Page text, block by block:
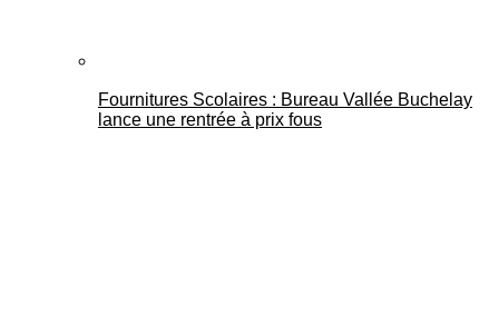
Fournitures Scolaires : Bureau Vallée Buchelay
lance une rentrée à prix fous